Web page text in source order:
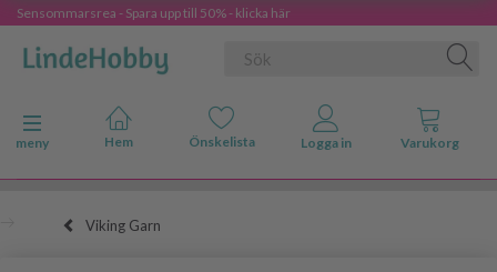
Sensommarsrea - Spara upp till 50% - klicka här
Ändra navigering
meny
Viking Garn